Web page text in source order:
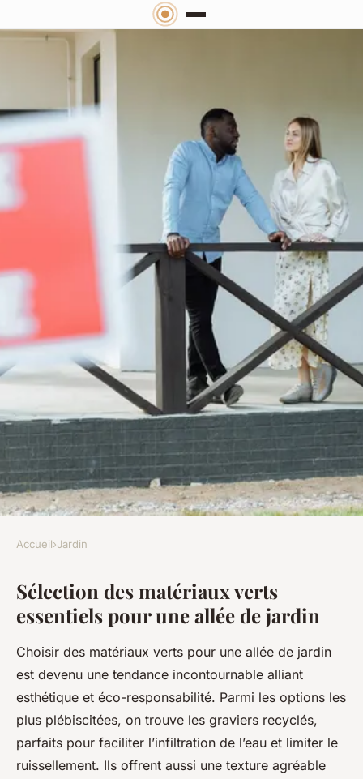
Explorer les matériaux verts
incontournables pour
concevoir une allée de jardin
écoresponsable et élégante
Nino 20 juillet 2025 5 min de lecture
Accueil›Jardin
Sélection des matériaux verts
essentiels pour une allée de jardin
Choisir des matériaux verts pour une allée de jardin
est devenu une tendance incontournable alliant
esthétique et éco-responsabilité. Parmi les options les
plus plébiscitées, on trouve les graviers recyclés,
parfaits pour faciliter l’infiltration de l’eau et limiter le
ruissellement. Ils offrent aussi une texture agréable